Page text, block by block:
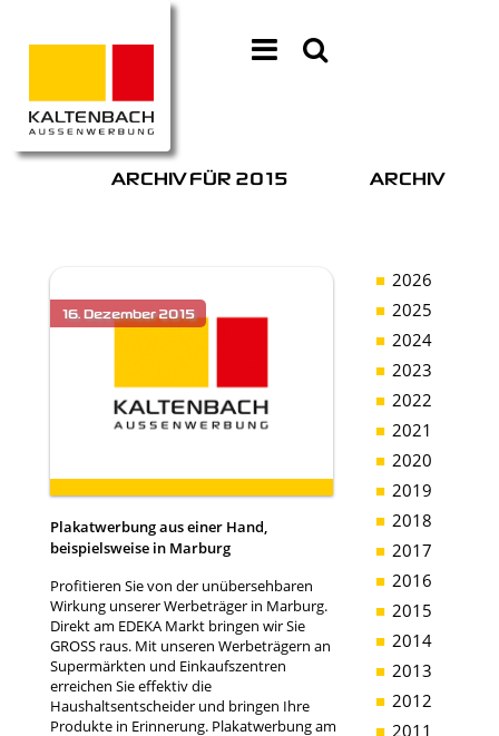
ARCHIV FÜR 2015
Plakatwerbung aus einer Hand,
beispielsweise in Marburg
Profitieren Sie von der unübersehbaren
Wirkung unserer Werbeträger in Marburg.
Direkt am EDEKA Markt bringen wir Sie
GROSS raus. Mit unseren Werbeträgern an
Supermärkten und Einkaufszentren
erreichen Sie effektiv die
Haushaltsentscheider und bringen Ihre
Produkte in Erinnerung. Plakatwerbung am
ARCHIV
2026
2025
2024
2023
2022
2021
2020
2019
2018
2017
2016
2015
2014
2013
2012
2011